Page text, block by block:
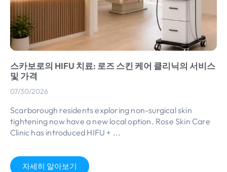
스카보로의 HIFU 치료: 로즈 스킨 케어 클리닉의 서비스
및 가격
07/30/2026
Scarborough residents exploring non-surgical skin
tightening now have a new local option. Rose Skin Care
Clinic has introduced HIFU + ...
자세히 알아보기